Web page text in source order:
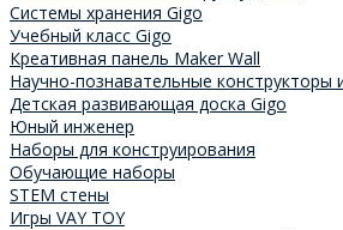
Системы хранения Gigo
Учебный класс Gigo
Креативная панель Maker Wall
Научно-познавательные конструкторы
Детская развивающая доска Gigo
Юный инженер
Наборы для конструирования
Обучающие наборы
STEM стены
Игры VAY TOY